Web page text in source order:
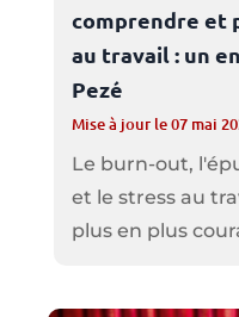
comprendre et
au travail : un
Pezé
Mise à jour le 07 mai
Le burn-out,
et le stress au
plus en plus